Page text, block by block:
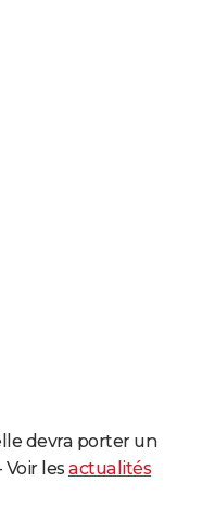
devra porter un
les actualités